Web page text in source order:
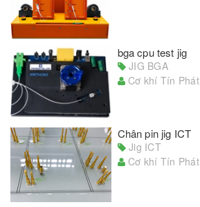
bga cpu test jig
JIG BGA
Cơ khí Tín Phát
Chân pin jig ICT
Jig ICT
Cơ khí Tín Phát